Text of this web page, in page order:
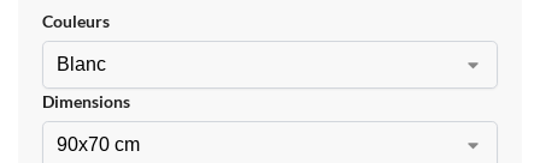
Couleurs
Dimensions